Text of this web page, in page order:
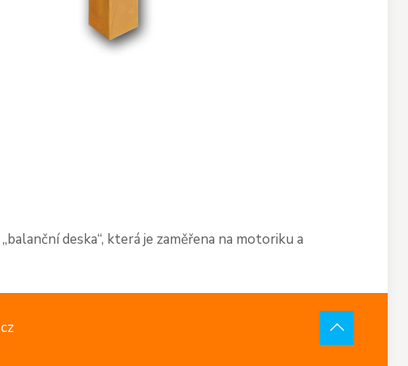
deska“, která je zaměřena na motoriku a